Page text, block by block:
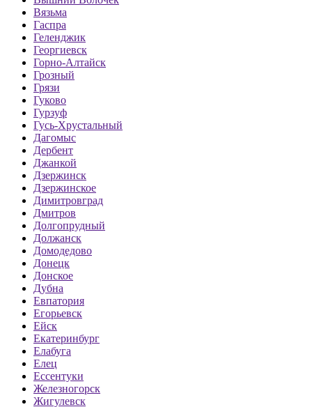
Вязьма
Гаспра
Геленджик
Георгиевск
Горно-Алтайск
Грозный
Грязи
Гуково
Гурзуф
Гусь-Хрустальный
Дагомыс
Дербент
Джанкой
Дзержинск
Дзержинское
Димитровград
Дмитров
Долгопрудный
Должанск
Домодедово
Донецк
Донское
Дубна
Евпатория
Егорьевск
Ейск
Екатеринбург
Елабуга
Елец
Ессентуки
Железногорск
Жигулевск